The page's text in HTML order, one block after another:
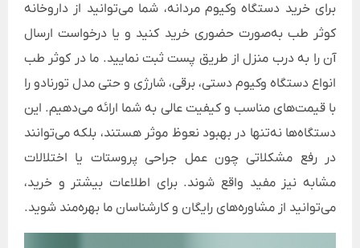
برای خرید دستگاه وکیوم مردانه، شما می‌توانید از داروخانه
کوثر طب به‌صورت حضوری خرید کنید و یا درخواست ارسال
آن را به درب منزل از طریق پست ثبت نمایید. ما در کوثر طب
انواع دستگاه وکیوم دستی، برقی، شارژی و حتی مدل تورنادو را
با قیمت‌های مناسب و کیفیت عالی به شما ارائه می‌دهیم. این
دستگاه‌ها نه‌تنها در بهبود نعوظ موثر هستند، بلکه می‌توانند
در رفع مشکلاتی چون عمل جراحی پروستات یا اختلالات
مشابه نیز مفید واقع شوند. برای اطلاعات بیشتر و خرید،
می‌توانید از مشاوره‌های رایگان و کارشناسان ما بهره‌مند شوید.